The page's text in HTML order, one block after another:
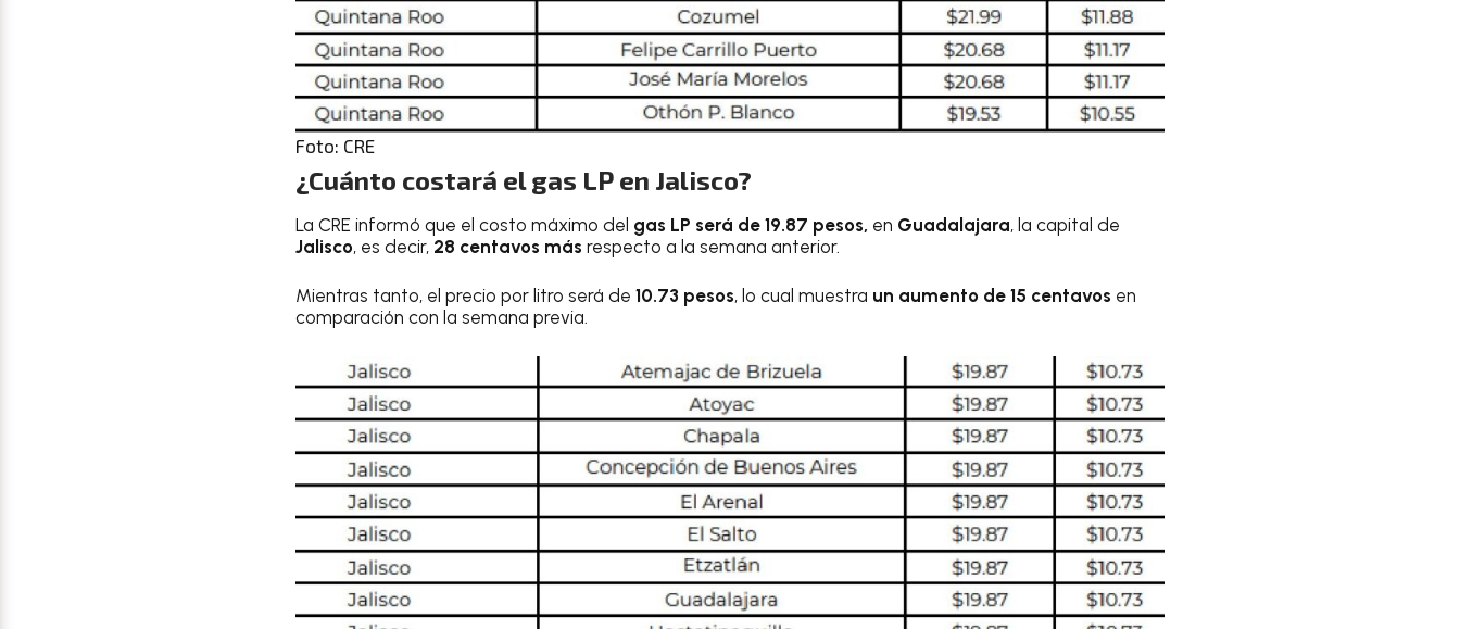
Foto: CRE
¿Cuánto costará el gas LP en Jalisco?
La CRE informó que el costo máximo del gas LP será de 19.87 pesos, en Guadalajara, la capital de
Jalisco, es decir, 28 centavos más respecto a la semana anterior.
Mientras tanto, el precio por litro será de 10.73 pesos, lo cual muestra un aumento de 15 centavos en
comparación con la semana previa.